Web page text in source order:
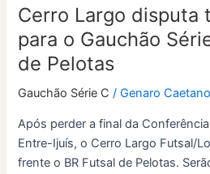
Cerro Largo disputa
para o Gauchão
de Pelotas
Gauchão Série C /Genaro Caetano
Após perder a final da
Entre-Ijuís, o Cerro Largo Futsal/
frente o BR Futsal de Pelotas.
o
de
Pelotas